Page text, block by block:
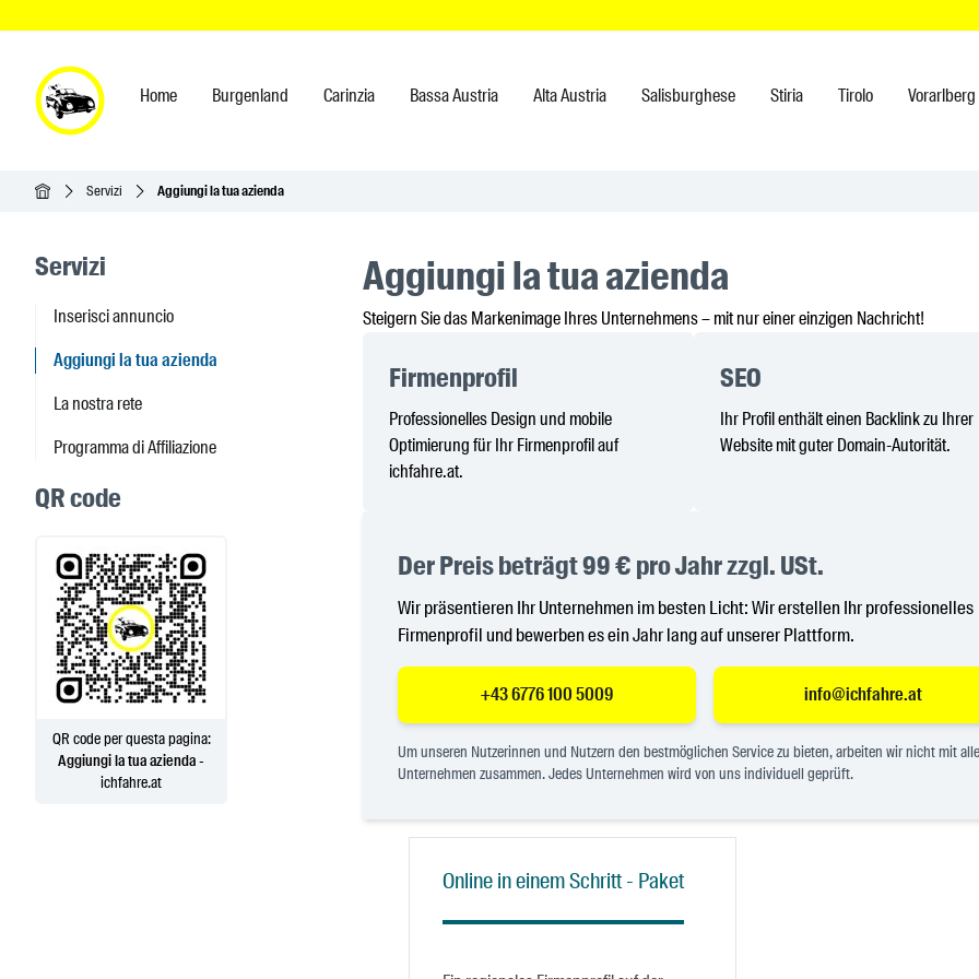
Home Burgenland Carinzia Bassa Austria Alta Austria Salisburghese Stiria Tirolo Vorarlberg
Home Servizi Aggiungi la tua azienda
Seitenleisten-Navigation
Servizi
Inserisci annuncio
Aggiungi la tua azienda
La nostra rete
Programma di Affiliazione
QR code
QR code per questa pagina:
Aggiungi la tua azienda-
ichfahre.at
Aggiungi la tua azienda
Steigern Sie das Markenimage Ihres Unternehmens – mit nur einer einzigen Nachricht!
Firmenprofil
Professionelles Design und mobile
Optimierung für Ihr Firmenprofil auf
ichfahre.at.
SEO
Ihr Profil enthält einen Backlink zu Ihrer
Website mit guter Domain-Autorität.
Der Preis beträgt 99 € pro Jahr zzgl. USt.
Wir präsentieren Ihr Unternehmen im besten Licht: Wir erstellen Ihr professionelles
Firmenprofil und bewerben es ein Jahr lang auf unserer Plattform.
+43 6776 100 5009 info@ichfahre.at
Um unseren Nutzerinnen und Nutzern den bestmöglichen Service zu bieten, arbeiten wir nicht mit
Unternehmen zusammen. Jedes Unternehmen wird von uns individuell geprüft.
Online in einem Schritt - Paket